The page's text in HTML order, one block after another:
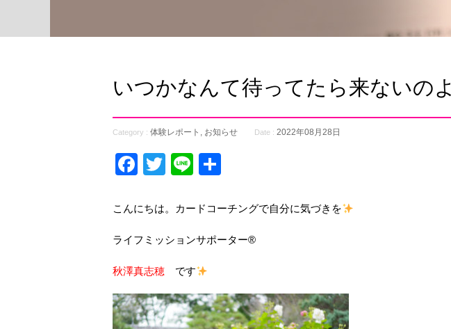
いつかなんて待ってたら来ないのよ
Category : 体験レポート , お知らせ Date : 2022年08月28日
Facebook
Twitter
Line
こんにちは。カードコーチングで自分に気づきを
ライフミッションサポーター®
秋澤真志穂 です